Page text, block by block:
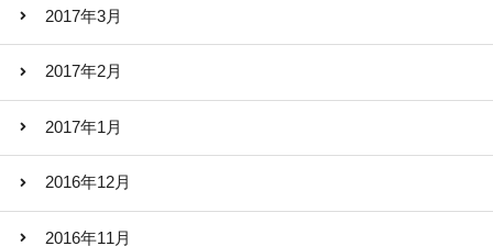
2017年3月
2017年2月
2017年1月
2016年12月
2016年11月